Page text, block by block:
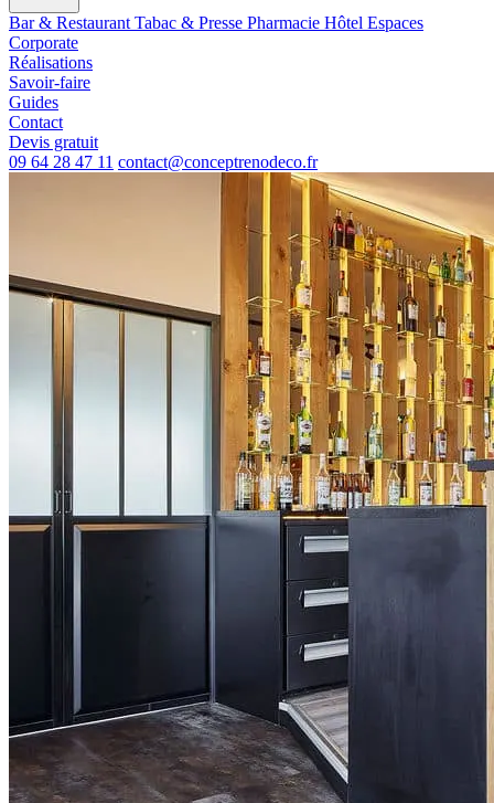
Bar & Restaurant Tabac & Presse Pharmacie Hôtel Espaces
Corporate
Réalisations
Savoir-faire
Guides
Contact
Devis gratuit
09 64 28 47 11 contact@conceptrenodeco.fr